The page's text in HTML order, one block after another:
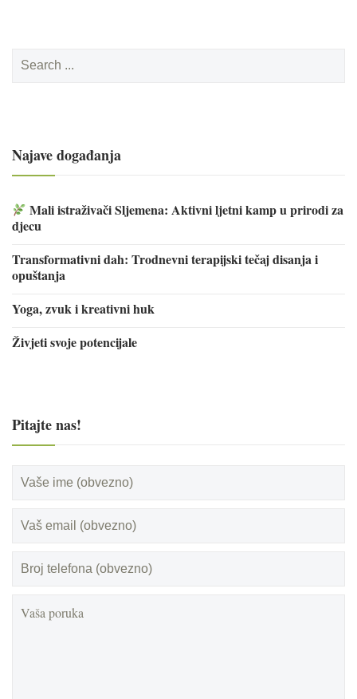
Search
for:
Najave događanja
Mali istraživači Sljemena: Aktivni ljetni kamp u prirodi za
djecu
Transformativni dah: Trodnevni terapijski tečaj disanja i
opuštanja
Yoga, zvuk i kreativni huk
Živjeti svoje potencijale
Pitajte nas!